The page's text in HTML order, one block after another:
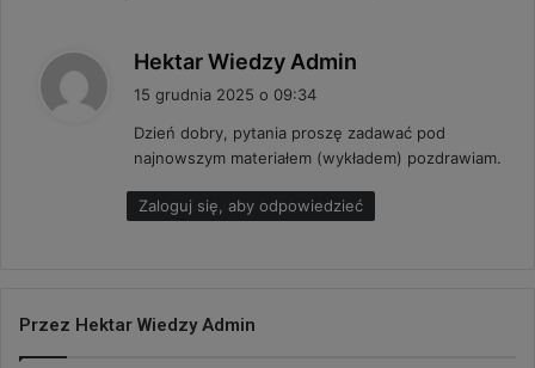
Hektar Wiedzy Admin
z
e
:
15 grudnia 2025 o 09:34
Dzień dobry, pytania proszę zadawać pod
najnowszym materiałem (wykładem) pozdrawiam.
Zaloguj się, aby odpowiedzieć
Przez Hektar Wiedzy Admin